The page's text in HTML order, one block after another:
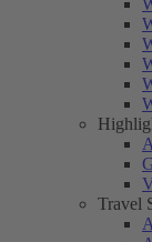
Travel